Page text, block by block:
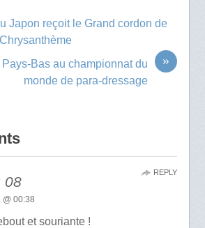
Japon reçoit le Grand cordon de
Chrysanthème
»
Pays-Bas au championnat du
monde de para-dressage
08
@ 00:38
et souriante !
REPLY